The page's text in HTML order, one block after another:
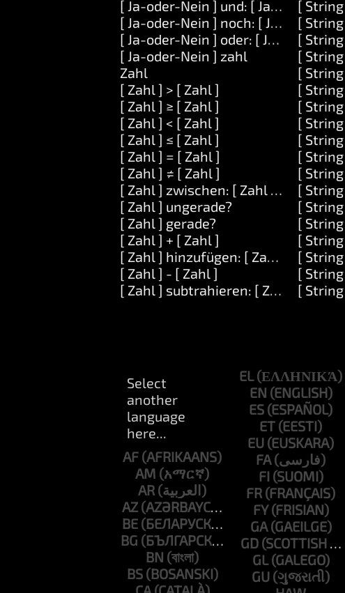
[ Ja-oder-Nein ] und: [ Ja-oder-Nein
[ Ja-oder-Nein ] noch: [ Ja-oder-
[ Ja-oder-Nein ] oder: [ Ja-oder-
[ Ja-oder-Nein ] zahl
Zahl
[ Zahl ] > [ Zahl ]
[ Zahl ] ≥ [ Zahl ]
[ Zahl ] < [ Zahl ]
[ Zahl ] ≤ [ Zahl ]
[ Zahl ] = [ Zahl ]
[ Zahl ] ≠ [ Zahl ]
[ Zahl ] zwischen: [ Zahl ] und: [
[ Zahl ] ungerade?
[ Zahl ] gerade?
[ Zahl ] + [ Zahl ]
[ Zahl ] hinzufügen: [ Zahl ]
[ Zahl ] - [ Zahl ]
[ Zahl ] subtrahieren: [ Zahl ]
[ String
[
[ String
[
[
[
[
[ String
[
[
[
[
[
[
[
[
[
[
AF
AM
AR
AZ
BE
BG
BN
BS
EL
EN
ES
ET
EU
FA
FI
FR
FY
GA
GD
GL
GU